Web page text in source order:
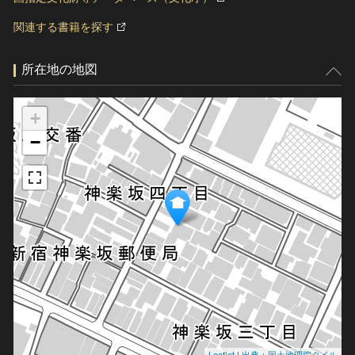
関連する書籍を探す
所在地の地図
+
−